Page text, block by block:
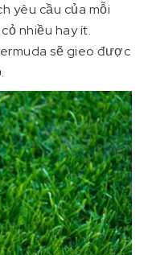
yêu cầu của mỗi
nhiều hay ít.
sẽ gieo được